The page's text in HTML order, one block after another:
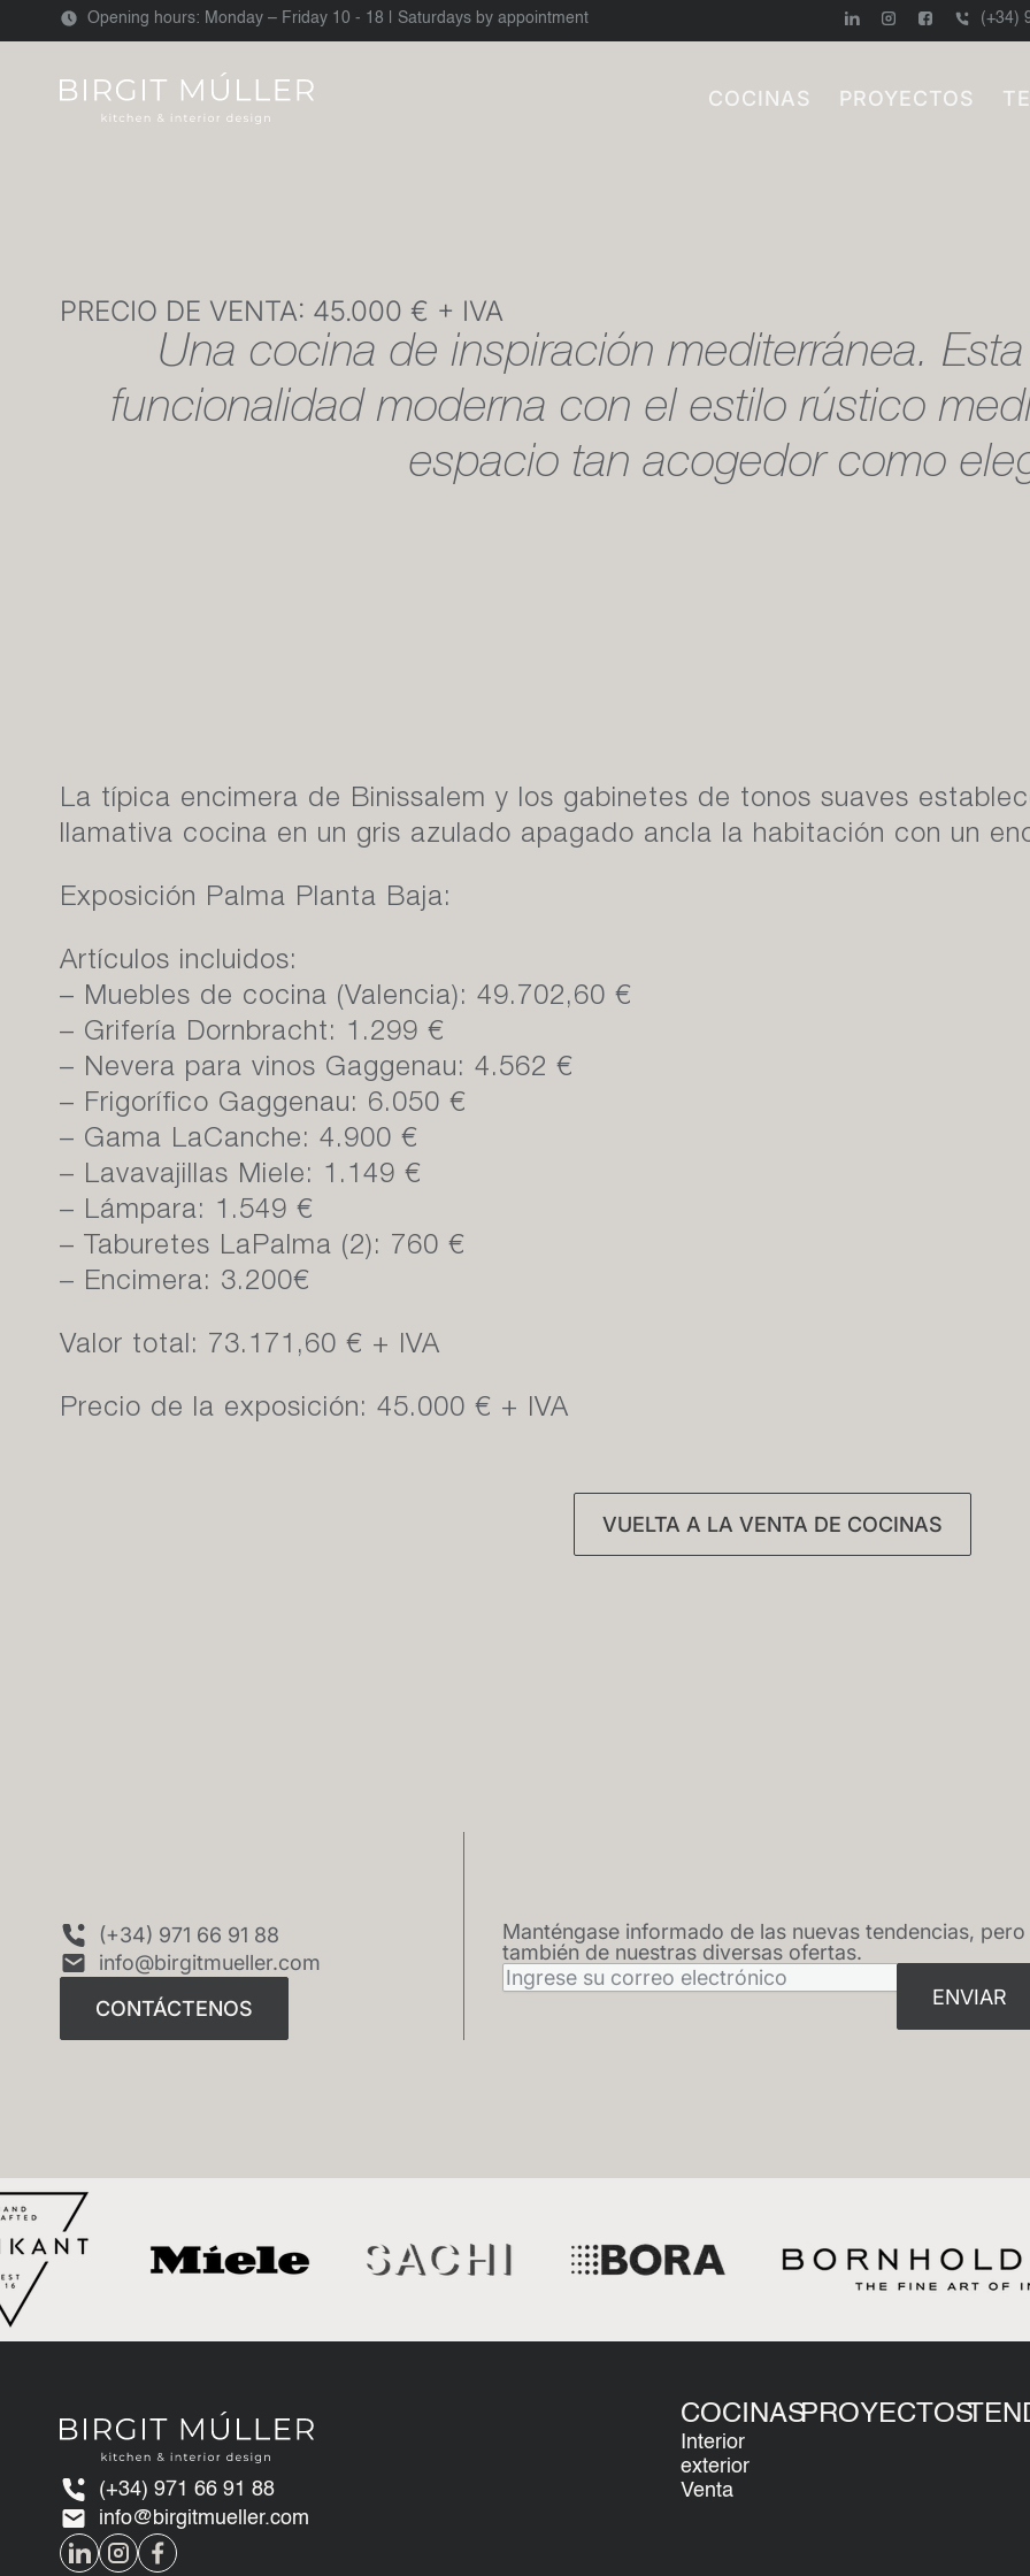
Opening hours: Monday – Friday 10 - 18 | Saturdays by appointment (+34)
COCINAS PROYECTOS
PRECIO DE VENTA: 45.000 € + IVA
Una cocina de inspiración mediterránea.
funcionalidad moderna con el estilo rústico
espacio tan acogedor como
La típica encimera de Binissalem y los gabinetes de tonos suaves
llamativa cocina en un gris azulado apagado ancla la habitación con un
Exposición Palma Planta Baja:
Artículos incluidos:
– Muebles de cocina (Valencia): 49.702,60 €
– Grifería Dornbracht: 1.299 €
– Nevera para vinos Gaggenau: 4.562 €
– Frigorífico Gaggenau: 6.050 €
– Gama LaCanche: 4.900 €
– Lavavajillas Miele: 1.149 €
– Lámpara: 1.549 €
– Taburetes LaPalma (2): 760 €
– Encimera: 3.200€
Valor total: 73.171,60 € + IVA
Precio de la exposición: 45.000 € + IVA
VUELTA A LA VENTA DE COCINAS
CONTÁCTENOS
(+34) 971 66 91 88
info@birgitmueller.com
CONTÁCTENOS
HOJA INFORMATIVA
Manténgase informado de las nuevas tendencias, pero
también de nuestras diversas ofertas.
ENVIAR
(+34) 971 66 91 88
info@birgitmueller.com
COCINAS
Interior
exterior
Venta
PROYECTOS